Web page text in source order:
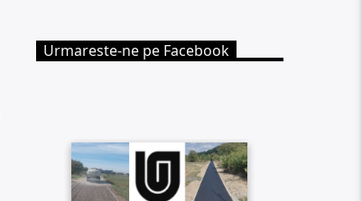
Urmareste-ne pe Facebook